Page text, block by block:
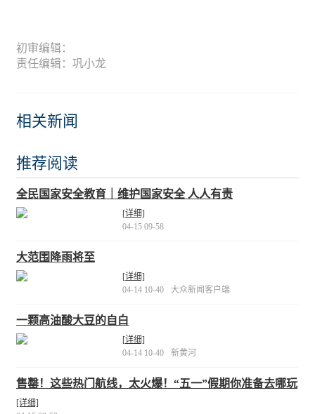
初审编辑：
责任编辑：巩小龙
相关新闻
推荐阅读
全民国家安全教育｜维护国家安全 人人有责
[详细]
04-15 09-58
大范围降雨将至
[详细]
04-14 10-40
大众新闻客户端
一颗高油酸大豆的自白
[详细]
04-14 10-40
新黄河
售罄！这些热门航线，太火爆！“五一”假期你准备去哪玩
[详细]